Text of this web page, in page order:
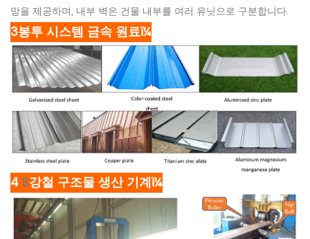
망을 제공하며, 내부 벽은 건물 내부를 여러 유닛으로 구분합니다.
3봉투 시스템 금속 원료ï¼
4S강철 구조물 생산 기계ï¼